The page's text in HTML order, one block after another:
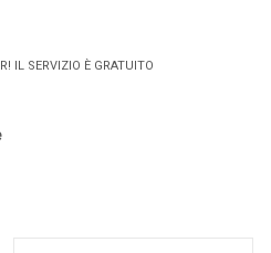
IL SERVIZIO È GRATUITO